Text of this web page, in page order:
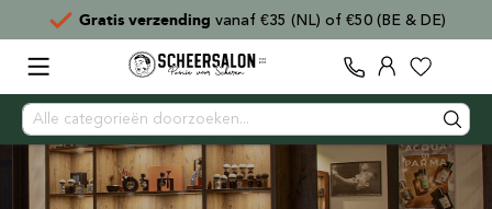
Gratis verzending vanaf €35 (NL) of €50 (BE & DE)